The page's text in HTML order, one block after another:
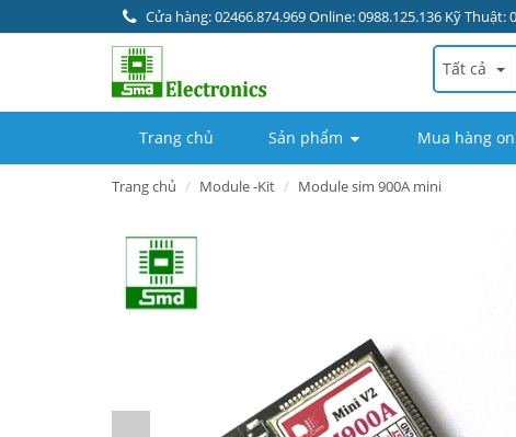
Cửa hàng: 02466.874.969 Online: 0988.125.136 Kỹ Thuật:
Tất cả
Trang chủ Sản phẩm Mua hàng
Trang chủ Module -Kit Module sim 900A mini